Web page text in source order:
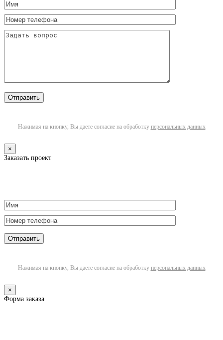
Нажимая на кнопку, Вы даете согласие на обработку персональных данных
×
Заказать проект
Нажимая на кнопку, Вы даете согласие на обработку персональных данных
×
Форма заказа